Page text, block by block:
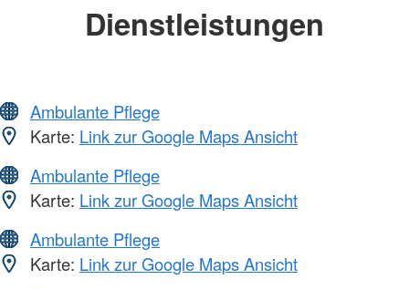
Dienstleistungen
Ambulante Pflege
Karte: Link zur Google Maps Ansicht
Ambulante Pflege
Karte: Link zur Google Maps Ansicht
Ambulante Pflege
Karte: Link zur Google Maps Ansicht